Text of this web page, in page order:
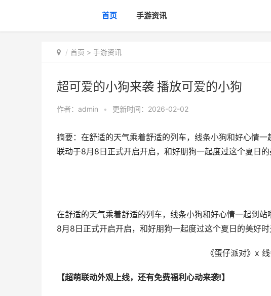
首页 手游资讯
首页 > 手游资讯
超可爱的小狗来袭 播放可爱的小狗
作者： admin • 更新时间：2026-02-02
摘要：在舒适的天气乘着舒适的列车，线条小狗和好心情
联动于8月8日正式开启开启，和好朋狗一起度过这个夏日
在舒适的天气乘着舒适的列车，线条小狗和好心情一起到
8月8日正式开启开启，和好朋狗一起度过这个夏日的美好时
《蛋仔派对》x
【超萌联动外观上线，还有免费福利心动来袭!】